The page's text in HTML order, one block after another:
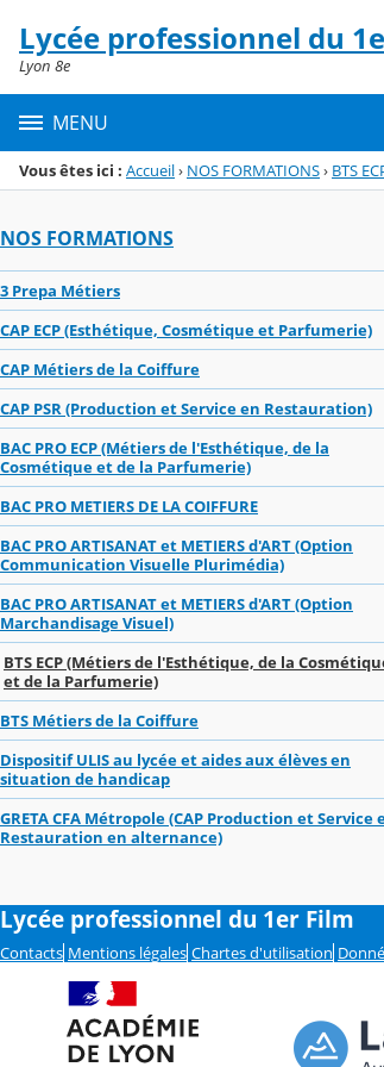
Menu de la rubrique
Contenu
Lycée professionnel du
Lyon 8e
MENU
Vous êtes ici : Accueil› NOS FORMATIONS› BTS
NOS FORMATIONS
3 Prepa Métiers
CAP ECP (Esthétique, Cosmétique et Parfumerie)
CAP Métiers de la Coiffure
CAP PSR (Production et Service en Restauration)
BAC PRO ECP (Métiers de l'Esthétique, de la
Cosmétique et de la Parfumerie)
BAC PRO METIERS DE LA COIFFURE
BAC PRO ARTISANAT et METIERS d'ART (Option
Communication Visuelle Plurimédia)
BAC PRO ARTISANAT et METIERS d'ART (Option
Marchandisage Visuel)
BTS ECP (Métiers de l'Esthétique, de la
et de la Parfumerie)
BTS Métiers de la Coiffure
Dispositif ULIS au lycée et aides aux élèves en
situation de handicap
GRETA CFA Métropole (CAP Production et Service
Restauration en alternance)
Lycée professionnel du 1er Film
Contacts Mentions légales Chartes d'utilisation